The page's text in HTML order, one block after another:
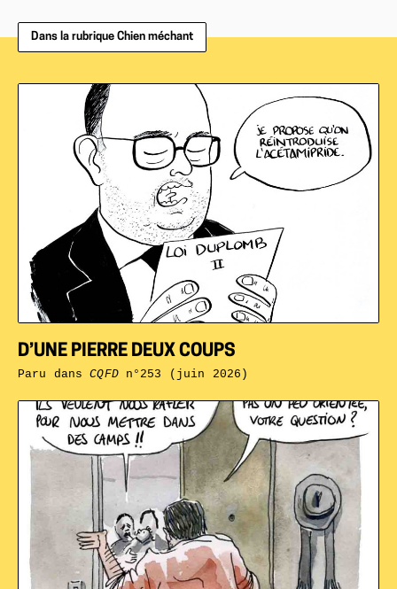
Dans la rubrique Chien méchant
D’UNE PIERRE DEUX COUPS
Paru dansCQFDn°253 (juin 2026)